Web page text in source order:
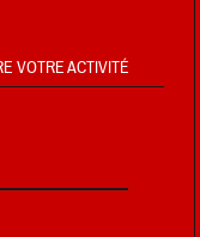
VOTRE ACTIVITÉ